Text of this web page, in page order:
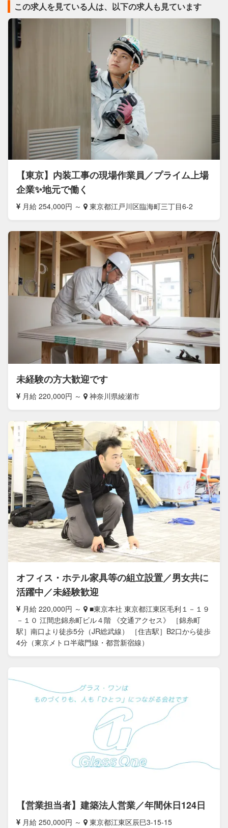
この求人を見ている人は、以下の求人も見ています
【東京】内装工事の現場作業員／プライム上場
企業✨地元で働く
月給 254,000円 ～ 東京都江戸川区臨海町三丁目6-2
未経験の方大歓迎です
月給 220,000円 ～ 神奈川県綾瀬市
オフィス・ホテル家具等の組立設置／男女共に
活躍中／未経験歓迎
月給 220,000円 ～
■東京本社 東京都江東区毛利１－１９
－１０ 江間忠錦糸町ビル４階 《交通アクセス》 ［錦糸町
駅］南口より徒歩5分（JR総武線） ［住吉駅］B2口から徒歩
4分（東京メトロ半蔵門線・都営新宿線）
【営業担当者】建築法人営業／年間休日124日
月給 250,000円 ～ 東京都江東区辰巳3-15-15